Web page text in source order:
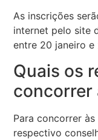
As inscrições
internet pelo site
entre 20 janeiro
Quais os
concorrer
Para concorrer
respectivo